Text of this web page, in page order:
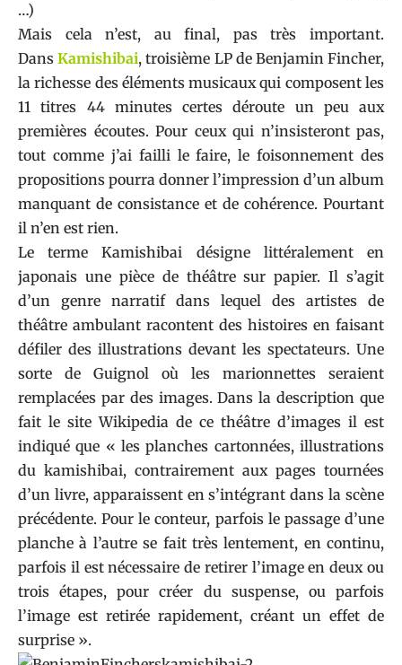
…)
Mais cela n’est, au final, pas très important.
DansKamishibai, troisième LP de Benjamin Fincher,
la richesse des éléments musicaux qui composent les
11 titres 44 minutes certes déroute un peu aux
premières écoutes. Pour ceux qui n’insisteront pas,
tout comme j’ai failli le faire, le foisonnement des
propositions pourra donner l’impression d’un album
manquant de consistance et de cohérence. Pourtant
il n’en est rien.
Le terme Kamishibai désigne littéralement en
japonais une pièce de théâtre sur papier. Il s’agit
d’un genre narratif dans lequel des artistes de
théâtre ambulant racontent des histoires en faisant
défiler des illustrations devant les spectateurs. Une
sorte de Guignol où les marionnettes seraient
remplacées par des images. Dans la description que
fait le site Wikipedia de ce théâtre d’images il est
indiqué que « les planches cartonnées, illustrations
du kamishibai, contrairement aux pages tournées
d’un livre, apparaissent en s’intégrant dans la scène
précédente. Pour le conteur, parfois le passage d’une
planche à l’autre se fait très lentement, en continu,
parfois il est nécessaire de retirer l’image en deux ou
trois étapes, pour créer du suspense, ou parfois
l’image est retirée rapidement, créant un effet de
surprise ».